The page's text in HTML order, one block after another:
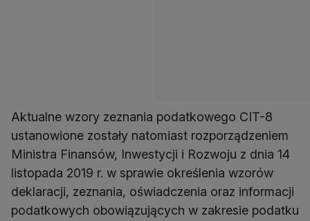
Aktualne wzory zeznania podatkowego CIT-8
ustanowione zostały natomiast rozporządzeniem
Ministra Finansów, Inwestycji i Rozwoju z dnia 14
listopada 2019 r. w sprawie określenia wzorów
deklaracji, zeznania, oświadczenia oraz informacji
podatkowych obowiązujących w zakresie podatku